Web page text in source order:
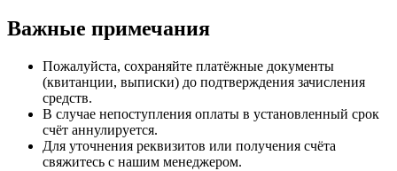
Важные примечания
Пожалуйста, сохраняйте платёжные документы
(квитанции, выписки) до подтверждения зачисления
средств.
В случае непоступления оплаты в установленный срок
счёт аннулируется.
Для уточнения реквизитов или получения счёта
свяжитесь с нашим менеджером.